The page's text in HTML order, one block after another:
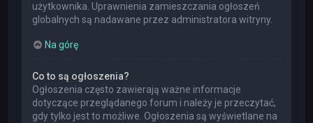
użytkownika. Uprawnienia zamieszczania ogłoszeń
globalnych są nadawane przez administratora witryny.
Na górę
Co to są ogłoszenia?
Ogłoszenia często zawierają ważne informacje
dotyczące przeglądanego forum i należy je przeczytać,
gdy tylko jest to możliwe. Ogłoszenia są wyświetlane na